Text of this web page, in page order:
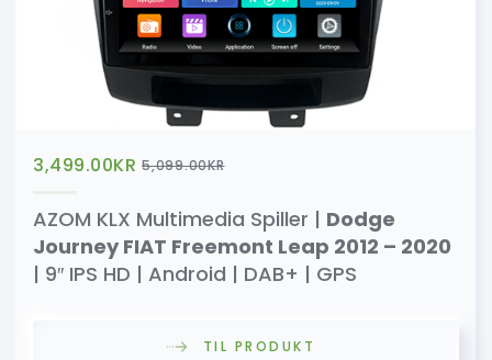
3,499.00KR 5,099.00KR
AZOM KLX Multimedia Spiller | Dodge
Journey FIAT Freemont Leap 2012 – 2020
| 9″ IPS HD | Android | DAB+ | GPS
TIL PRODUKT